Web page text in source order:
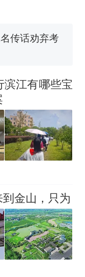
徒手将其拽
达边境，摩洛
投向移民引
数万人从摩
江有哪些宝
金山，只为